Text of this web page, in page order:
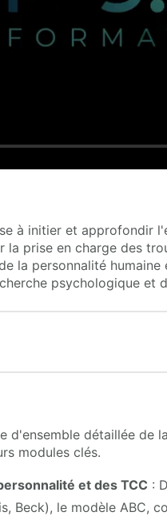
à initier et approfondir
la prise en charge des
la personnalité
psychologique et
d'ensemble détaillée de
modules clés.
et des TCC :
Beck), le modèle ABC,